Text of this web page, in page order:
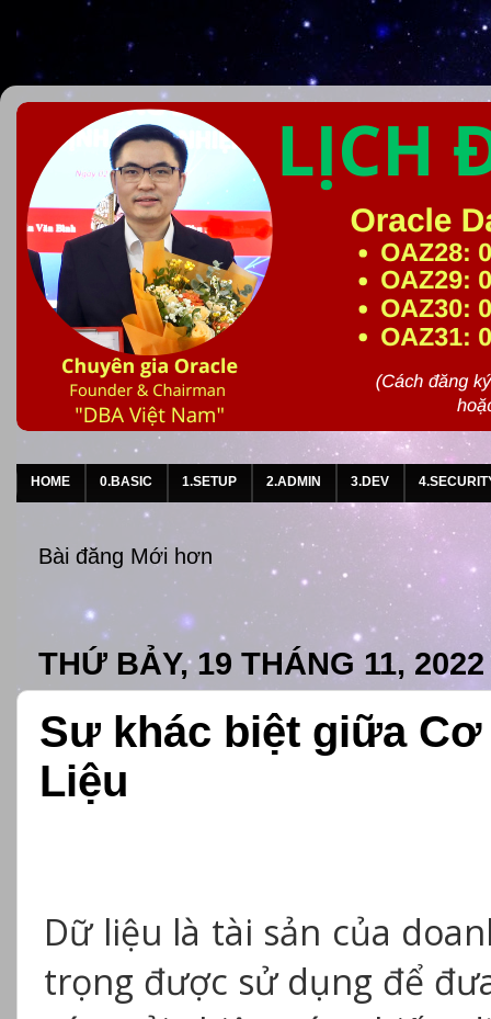
HOME 0.BASIC 1.SETUP 2.ADMIN 3.DEV
Bài đăng Mới hơn
THỨ BẢY, 19 THÁNG 11, 2022
Sư khác biệt giữa
Liệu
Dữ liệu là tài sản của
trọng được sử dụng để